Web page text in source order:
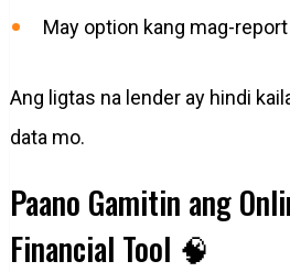
May option kang mag-
Ang ligtas na lender ay hindi
data mo.
Paano Gamitin ang
Financial Tool 🧠